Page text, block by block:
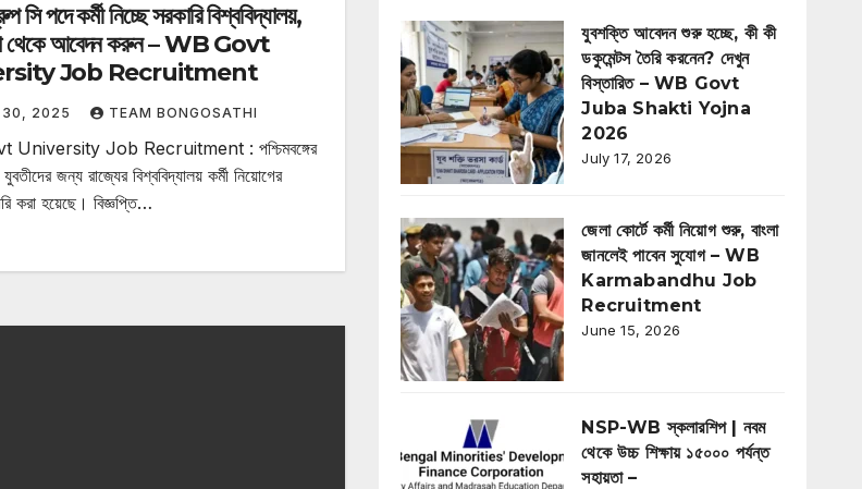
সি পদে কর্মী নিচ্ছে সরকারি বিশ্ববিদ্যালয়,
থেকে আবেদন করুন – WB Govt
Job Recruitment
30, 2025 TEAM BONGOSATHI
University Job Recruitment : পশ্চিমবঙ্গের
জন্য রাজ্যের বিশ্ববিদ্যালয় কর্মী নিয়োগের
করা হয়েছে। বিজ্ঞপ্তি…
যুবশক্তি আবেদন শুরু হচ্ছে, কী কী
ডকুমেন্টস তৈরি করনেন? দেখুন
বিস্তারিত – WB Govt
Juba Shakti Yojna
2026
July 17, 2026
জেলা কোর্টে কর্মী নিয়োগ শুরু, বাংলা
জানলেই পাবেন সুযোগ – WB
Karmabandhu Job
Recruitment
June 15, 2026
NSP-WB স্কলারশিপ | নবম
থেকে উচ্চ শিক্ষায় ১৫০০০ পর্যন্ত
সহায়তা –